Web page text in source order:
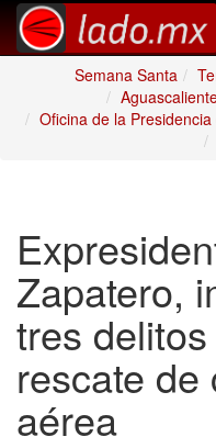
Semana Santa
Oficina de la
Zapatero,
tres
rescate
aérea